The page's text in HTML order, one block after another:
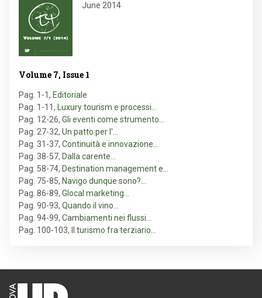
June 2014
Volume 7, Issue 1
Pag. 1-1, Editoriale
Pag. 1-11,
Luxury tourism e processi…
Pag. 12-26, Gli eventi come strumento…
Pag. 27-32, Un patto per l'…
Pag. 31-37, Continuità e innovazione…
Pag. 38-57, Dalla carente…
Pag. 58-74, Destination management e…
Pag. 75-85, Navigo dunque sono?…
Pag. 86-89, Glocal marketing…
Pag. 90-93, Quando il vino…
Pag. 94-99, Cambiamenti nei flussi…
Pag. 100-103, Il turismo fra terziario…